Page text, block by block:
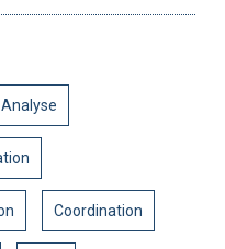
Analyse
Coordination